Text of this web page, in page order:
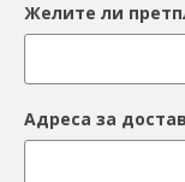
Желите ли
Адреса за